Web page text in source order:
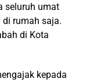
seluruh umat
rumah saja.
di Kota
kepada